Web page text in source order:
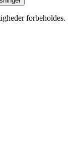
forbeholdes.